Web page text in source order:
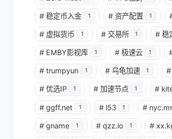
# 稳定币入金 1 # 资产配置 1
# 虚拟货币 1 # 交易所 1 # 稳
# EMBY影视库 1 # 极速云 1
# trumpyun 1 # 乌龟加速 1 #
# 优选IP 1 # 加速节点 1 #
# ggff.net 1 # l53 1 #
# gname 1 # qzz.io 1 #